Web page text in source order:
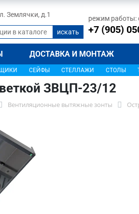
Землячки, д.1 режим работы:
+7 (905)
ДОСТАВКА И МОНТАЖ
СЕЙФЫ СТЕЛЛАЖИ СТОЛЫ
ЗВЦП-23/12
Вентиляционные вытяжные зонты